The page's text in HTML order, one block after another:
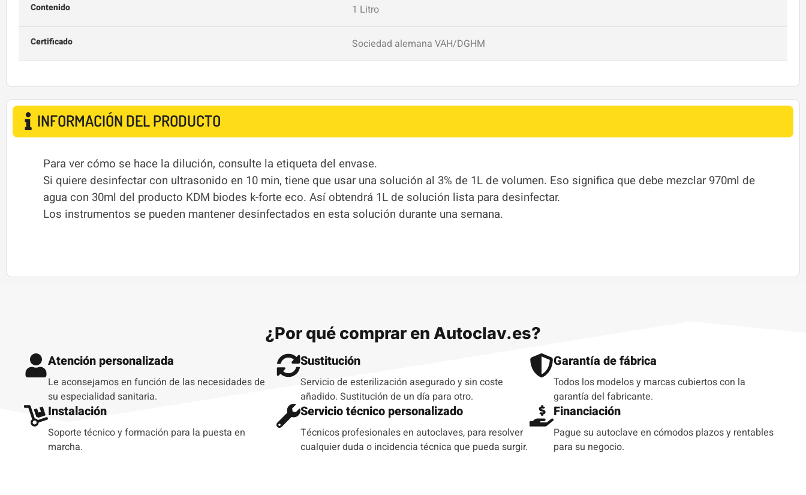
Contenido 1 Litro
Certificado Sociedad alemana VAH/DGHM
INFORMACIÓN DEL PRODUCTO
Para ver cómo se hace la dilución, consulte la etiqueta del envase.
Si quiere desinfectar con ultrasonido en 10 min, tiene que usar una solución al 3% de 1L de volumen. Eso significa que debe mezclar 970ml de
agua con 30ml del producto KDM biodes k-forte eco. Así obtendrá 1L de solución lista para desinfectar.
Los instrumentos se pueden mantener desinfectados en esta solución durante una semana.
¿Por qué comprar en Autoclav.es?
Atención personalizada
Le aconsejamos en función de las necesidades de
su especialidad sanitaria.
Sustitución
Servicio de esterilización asegurado y sin coste
añadido. Sustitución de un día para otro.
Garantía de fábrica
Todos los modelos y marcas cubiertos con la
garantía del fabricante.
Instalación
Soporte técnico y formación para la puesta en
marcha.
Servicio técnico personalizado
Técnicos profesionales en autoclaves, para resolver
cualquier duda o incidencia técnica que pueda surgir.
Financiación
Pague su autoclave en cómodos plazos y rentables
para su negocio.